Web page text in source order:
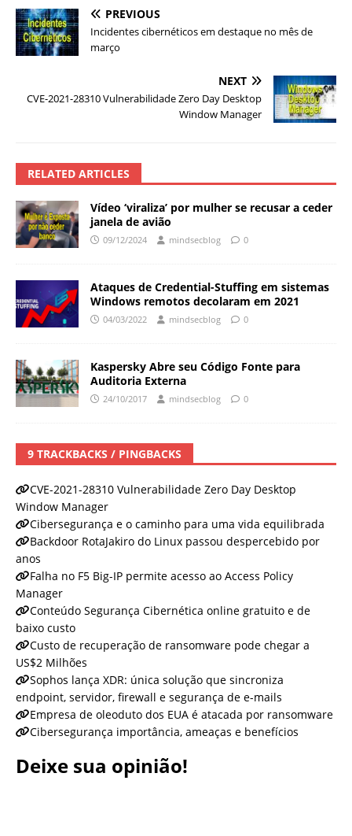
PREVIOUS
Incidentes cibernéticos em destaque no mês de
março
NEXT
CVE-2021-28310 Vulnerabilidade Zero Day Desktop
Window Manager
RELATED ARTICLES
Vídeo ‘viraliza’ por mulher se recusar a ceder
janela de avião
09/12/2024 mindsecblog 0
Ataques de Credential-Stuffing em sistemas
Windows remotos decolaram em 2021
04/03/2022 mindsecblog 0
Kaspersky Abre seu Código Fonte para
Auditoria Externa
24/10/2017 mindsecblog 0
9 TRACKBACKS / PINGBACKS
CVE-2021-28310 Vulnerabilidade Zero Day Desktop
Window Manager
Cibersegurança e o caminho para uma vida equilibrada
Backdoor RotaJakiro do Linux passou despercebido por
anos
Falha no F5 Big-IP permite acesso ao Access Policy
Manager
Conteúdo Segurança Cibernética online gratuito e de
baixo custo
Custo de recuperação de ransomware pode chegar a
US$2 Milhões
Sophos lança XDR: única solução que sincroniza
endpoint, servidor, firewall e segurança de e-mails
Empresa de oleoduto dos EUA é atacada por ransomware
Cibersegurança importância, ameaças e benefícios
Deixe sua opinião!